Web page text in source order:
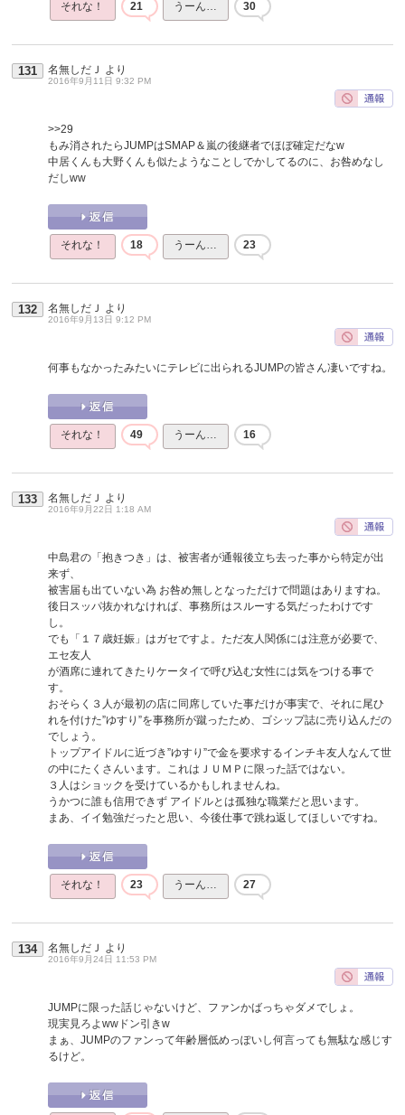
それな！ 21 うーん… 30
131 名無しだＪ より
2016年9月11日 9:32 PM
>>29
もみ消されたらJUMPはSMAP＆嵐の後継者でほぼ確定だなw
中居くんも大野くんも似たようなことしでかしてるのに、お咎めなし
だしww
それな！ 18 うーん… 23
132 名無しだＪ より
2016年9月13日 9:12 PM
何事もなかったみたいにテレビに出られるJUMPの皆さん凄いですね。
それな！ 49 うーん… 16
133 名無しだＪ より
2016年9月22日 1:18 AM
中島君の「抱きつき」は、被害者が通報後立ち去った事から特定が出
来ず、
被害届も出ていない為 お咎め無しとなっただけで問題はありますね。
後日スッパ抜かれなければ、事務所はスルーする気だったわけです
し。
でも「１７歳妊娠」はガセですよ。ただ友人関係には注意が必要で、
エセ友人
が酒席に連れてきたりケータイで呼び込む女性には気をつける事で
す。
おそらく３人が最初の店に同席していた事だけが事実で、それに尾ひ
れを付けた”ゆすり”を事務所が蹴ったため、ゴシップ誌に売り込んだの
でしょう。
トップアイドルに近づき”ゆすり”で金を要求するインチキ友人なんて世
の中にたくさんいます。これはＪＵＭＰに限った話ではない。
３人はショックを受けているかもしれませんね。
うかつに誰も信用できず アイドルとは孤独な職業だと思います。
まあ、イイ勉強だったと思い、今後仕事で跳ね返してほしいですね。
それな！ 23 うーん… 27
134 名無しだＪ より
2016年9月24日 11:53 PM
JUMPに限った話じゃないけど、ファンかばっちゃダメでしょ。
現実見ろよwwドン引きw
まぁ、JUMPのファンって年齢層低めっぽいし何言っても無駄な感じす
るけど。